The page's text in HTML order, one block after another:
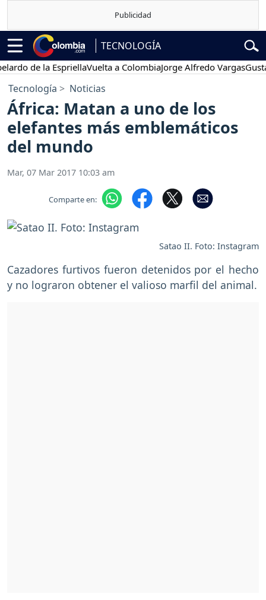
TECNOLOGÍA
de la EspriellaVuelta a ColombiaJorge Alfredo VargasGustavo
Tecnología Noticias
África: Matan a uno de los
elefantes más emblemáticos
del mundo
Mar, 07 Mar 2017 10:03 am
Comparte en:
Satao II. Foto: Instagram
Cazadores furtivos fueron detenidos por el hecho
y no lograron obtener el valioso marfil del animal.